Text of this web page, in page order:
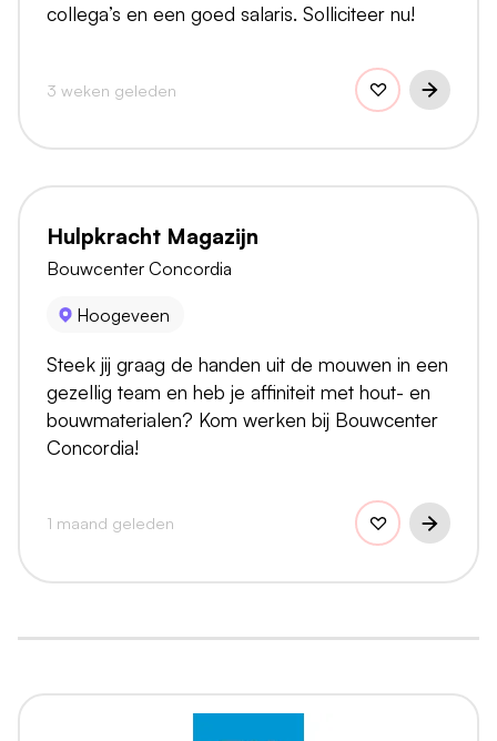
collega’s en een goed salaris. Solliciteer nu!
3 weken geleden
Hulpkracht Magazijn
Bouwcenter Concordia
Hoogeveen
Steek jij graag de handen uit de mouwen in een
gezellig team en heb je affiniteit met hout- en
bouwmaterialen? Kom werken bij Bouwcenter
Concordia!
1 maand geleden